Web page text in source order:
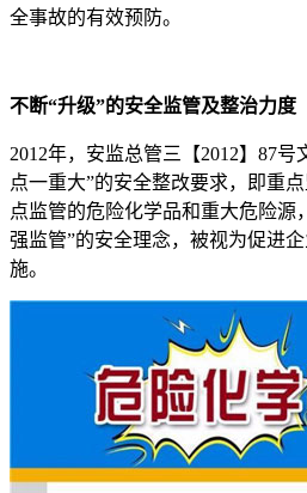
全事故的有效预防。
不断“升级”的安全监管及整治力度
2012年，安监总管三【2012】87
点一重大”的安全整改要求，即重
点监管的危险化学品和重大危险源
强监管”的安全理念，被视为促进
施。